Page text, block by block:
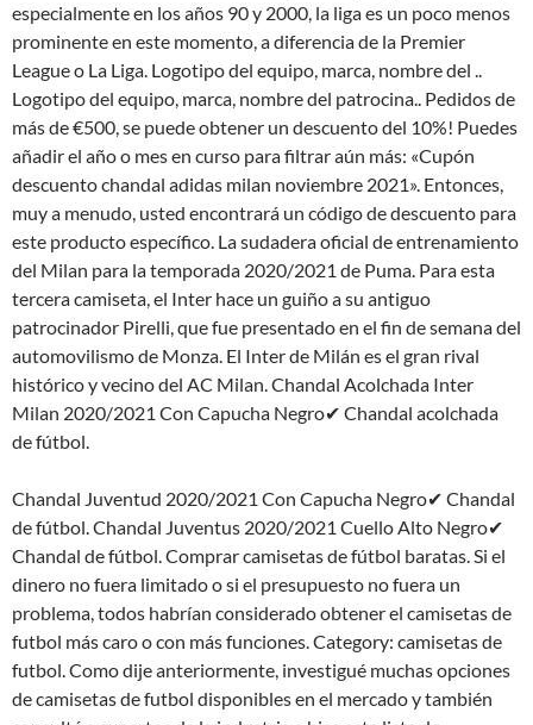
especialmente en los años 90 y 2000, la liga es un poco menos
prominente en este momento, a diferencia de la Premier
League o La Liga. Logotipo del equipo, marca, nombre del ..
Logotipo del equipo, marca, nombre del patrocina.. Pedidos de
más de €500, se puede obtener un descuento del 10%! Puedes
añadir el año o mes en curso para filtrar aún más: «Cupón
descuento chandal adidas milan noviembre 2021». Entonces,
muy a menudo, usted encontrará un código de descuento para
este producto específico. La sudadera oficial de entrenamiento
del Milan para la temporada 2020/2021 de Puma. Para esta
tercera camiseta, el Inter hace un guiño a su antiguo
patrocinador Pirelli, que fue presentado en el fin de semana del
automovilismo de Monza. El Inter de Milán es el gran rival
histórico y vecino del AC Milan. Chandal Acolchada Inter
Milan 2020/2021 Con Capucha Negro✔ Chandal acolchada
de fútbol.
Chandal Juventud 2020/2021 Con Capucha Negro✔ Chandal
de fútbol. Chandal Juventus 2020/2021 Cuello Alto Negro✔
Chandal de fútbol. Comprar camisetas de fútbol baratas. Si el
dinero no fuera limitado o si el presupuesto no fuera un
problema, todos habrían considerado obtener el camisetas de
futbol más caro o con más funciones. Category: camisetas de
futbol. Como dije anteriormente, investigué muchas opciones
de camisetas de futbol disponibles en el mercado y también